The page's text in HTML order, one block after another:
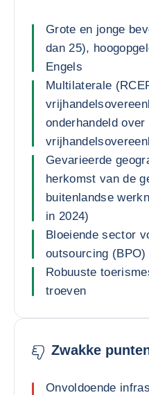
Grote en jonge
dan 25),
Engels
Multilaterale
onderhandeld over
Gevarieerde
herkomst van de
buitenlandse
in 2024)
Bloeiende sector
outsourcing (BPO)
Robuuste
troeven
Zwakke
Onvoldoende